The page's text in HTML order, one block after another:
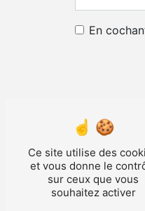
En
** Les
et ses sous-
Maysonnabe,
consentement
par voie
Nous
inscrire sur la
Ce site utilise des
et vous donne le
sur ceux que vous
souhaitez activer